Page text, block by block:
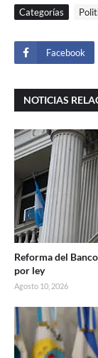
Categorías
Facebook
NOTICIAS
Reforma del
por ley
Agosto 10, 2026